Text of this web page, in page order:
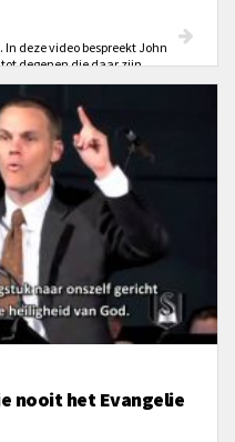
deze video bespreekt John
degenen die daar zijn.
nooit het Evangelie